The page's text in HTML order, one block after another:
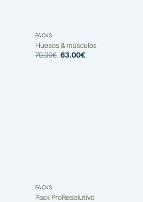
PACKS
Huesos & músculos
70.00€ El
63.00€El
PACKS
Pack ProResolutivo